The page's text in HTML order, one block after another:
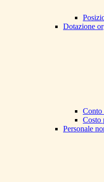
Dotazione
Conto
Costo
Personale